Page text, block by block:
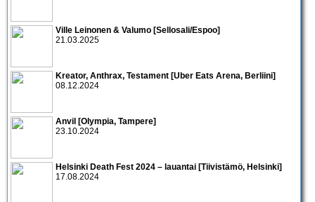
Ville Leinonen & Valumo [Sellosali/Espoo]
21.03.2025
Kreator, Anthrax, Testament [Uber Eats Arena, Berliini]
08.12.2024
Anvil [Olympia, Tampere]
23.10.2024
Helsinki Death Fest 2024 – lauantai [Tiivistämö, Helsinki]
17.08.2024